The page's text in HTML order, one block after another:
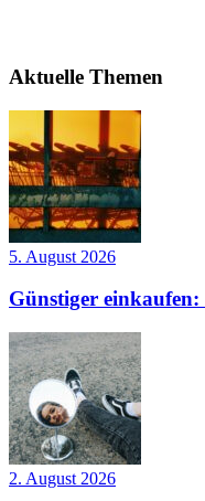
Aktuelle Themen
5. August 2026
Günstiger
2. August 2026